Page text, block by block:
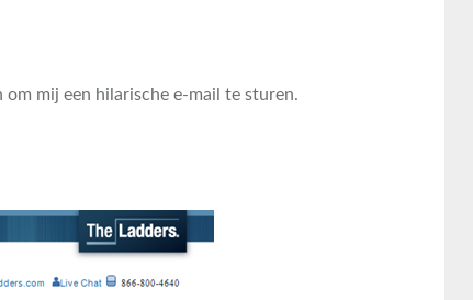
mij een hilarische e-mail te sturen.